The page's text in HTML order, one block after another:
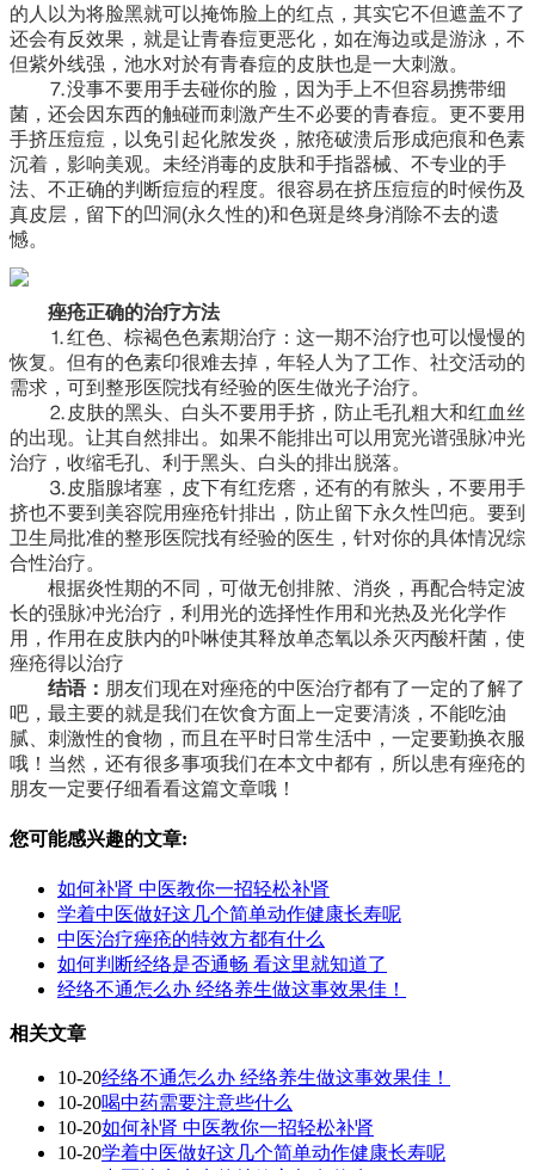
的人以为将脸黑就可以掩饰脸上的红点，其实它不但遮盖不了
还会有反效果，就是让青春痘更恶化，如在海边或是游泳，不
但紫外线强，池水对於有青春痘的皮肤也是一大刺激。
⒎没事不要用手去碰你的脸，因为手上不但容易携带细
菌，还会因东西的触碰而刺激产生不必要的青春痘。更不要用
手挤压痘痘，以免引起化脓发炎，脓疮破溃后形成疤痕和色素
沉着，影响美观。未经消毒的皮肤和手指器械、不专业的手
法、不正确的判断痘痘的程度。很容易在挤压痘痘的时候伤及
真皮层，留下的凹洞(永久性的)和色斑是终身消除不去的遗
憾。
痤疮正确的治疗方法
⒈红色、棕褐色色素期治疗：这一期不治疗也可以慢慢的
恢复。但有的色素印很难去掉，年轻人为了工作、社交活动的
需求，可到整形医院找有经验的医生做光子治疗。
⒉皮肤的黑头、白头不要用手挤，防止毛孔粗大和红血丝
的出现。让其自然排出。如果不能排出可以用宽光谱强脉冲光
治疗，收缩毛孔、利于黑头、白头的排出脱落。
⒊皮脂腺堵塞，皮下有红疙瘩，还有的有脓头，不要用手
挤也不要到美容院用痤疮针排出，防止留下永久性凹疤。要到
卫生局批准的整形医院找有经验的医生，针对你的具体情况综
合性治疗。
根据炎性期的不同，可做无创排脓、消炎，再配合特定波
长的强脉冲光治疗，利用光的选择性作用和光热及光化学作
用，作用在皮肤内的卟啉使其释放单态氧以杀灭丙酸杆菌，使
痤疮得以治疗
结语： 朋友们现在对痤疮的中医治疗都有了一定的了解了
吧，最主要的就是我们在饮食方面上一定要清淡，不能吃油
腻、刺激性的食物，而且在平时日常生活中，一定要勤换衣服
哦！当然，还有很多事项我们在本文中都有，所以患有痤疮的
朋友一定要仔细看看这篇文章哦！
您可能感兴趣的文章:
如何补肾 中医教你一招轻松补肾
学着中医做好这几个简单动作健康长寿呢
中医治疗痤疮的特效方都有什么
如何判断经络是否通畅 看这里就知道了
经络不通怎么办 经络养生做这事效果佳！
相关文章
10-20经络不通怎么办 经络养生做这事效果佳！
10-20喝中药需要注意些什么
10-20如何补肾 中医教你一招轻松补肾
10-20学着中医做好这几个简单动作健康长寿呢